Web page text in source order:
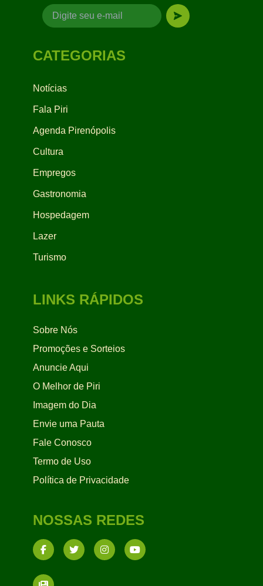
CATEGORIAS
Notícias
Fala Piri
Agenda Pirenópolis
Cultura
Empregos
Gastronomia
Hospedagem
Lazer
Turismo
LINKS RÁPIDOS
Sobre Nós
Promoções e Sorteios
Anuncie Aqui
O Melhor de Piri
Imagem do Dia
Envie uma Pauta
Fale Conosco
Termo de Uso
Política de Privacidade
NOSSAS REDES